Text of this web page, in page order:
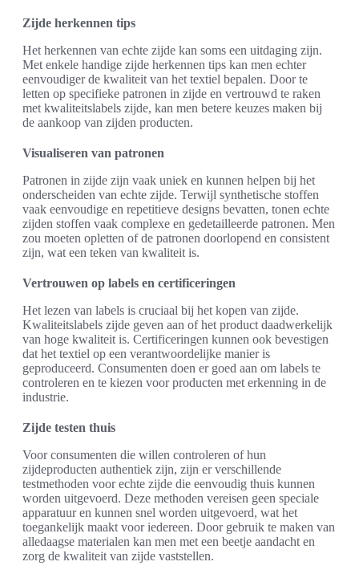
Zijde herkennen tips
Het herkennen van echte zijde kan soms een uitdaging zijn.
Met enkele handige zijde herkennen tips kan men echter
eenvoudiger de kwaliteit van het textiel bepalen. Door te
letten op specifieke patronen in zijde en vertrouwd te raken
met kwaliteitslabels zijde, kan men betere keuzes maken bij
de aankoop van zijden producten.
Visualiseren van patronen
Patronen in zijde zijn vaak uniek en kunnen helpen bij het
onderscheiden van echte zijde. Terwijl synthetische stoffen
vaak eenvoudige en repetitieve designs bevatten, tonen echte
zijden stoffen vaak complexe en gedetailleerde patronen. Men
zou moeten opletten of de patronen doorlopend en consistent
zijn, wat een teken van kwaliteit is.
Vertrouwen op labels en certificeringen
Het lezen van labels is cruciaal bij het kopen van zijde.
Kwaliteitslabels zijde geven aan of het product daadwerkelijk
van hoge kwaliteit is. Certificeringen kunnen ook bevestigen
dat het textiel op een verantwoordelijke manier is
geproduceerd. Consumenten doen er goed aan om labels te
controleren en te kiezen voor producten met erkenning in de
industrie.
Zijde testen thuis
Voor consumenten die willen controleren of hun
zijdeproducten authentiek zijn, zijn er verschillende
testmethoden voor echte zijde die eenvoudig thuis kunnen
worden uitgevoerd. Deze methoden vereisen geen speciale
apparatuur en kunnen snel worden uitgevoerd, wat het
toegankelijk maakt voor iedereen. Door gebruik te maken van
alledaagse materialen kan men met een beetje aandacht en
zorg de kwaliteit van zijde vaststellen.